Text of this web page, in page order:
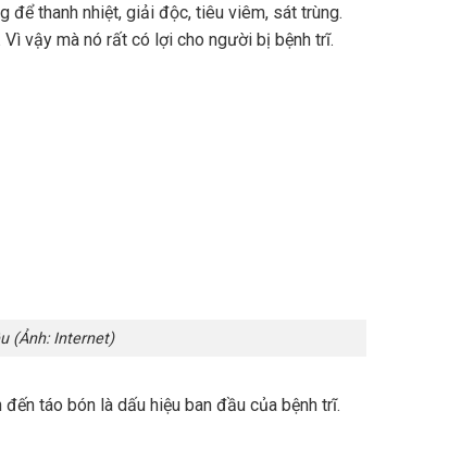
để thanh nhiệt, giải độc, tiêu viêm, sát trùng.
vậy mà nó rất có lợi cho người bị bệnh trĩ.
Internet)
táo bón là dấu hiệu ban đầu của bệnh trĩ.